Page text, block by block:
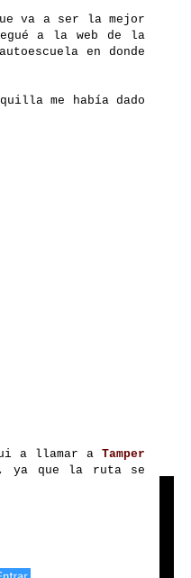
va a ser la mejor
a la web de la
en donde
me había dado
a llamar a Tamper
ya que la ruta se